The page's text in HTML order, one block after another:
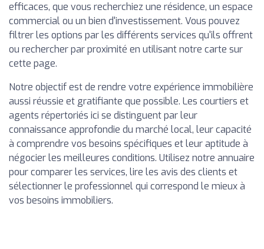
efficaces, que vous recherchiez une résidence, un espace
commercial ou un bien d'investissement. Vous pouvez
filtrer les options par les différents services qu'ils offrent
ou rechercher par proximité en utilisant notre carte sur
cette page.
Notre objectif est de rendre votre expérience immobilière
aussi réussie et gratifiante que possible. Les courtiers et
agents répertoriés ici se distinguent par leur
connaissance approfondie du marché local, leur capacité
à comprendre vos besoins spécifiques et leur aptitude à
négocier les meilleures conditions. Utilisez notre annuaire
pour comparer les services, lire les avis des clients et
sélectionner le professionnel qui correspond le mieux à
vos besoins immobiliers.